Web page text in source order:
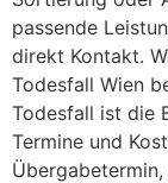
passende
direkt Kontakt.
Todesfall Wien
Todesfall ist die
Termine und